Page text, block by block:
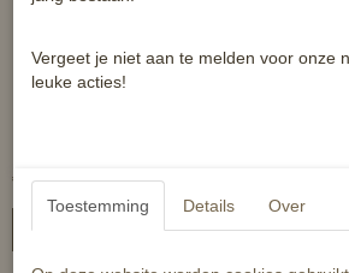
€ 39,95
In winkelwagen In
Vergeet je niet aan te melden voor onze
leuke acties!
Toestemming Details Over